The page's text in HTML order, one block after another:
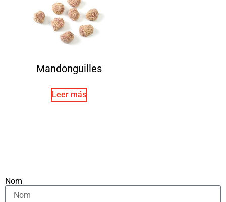
Mandonguilles
Leer más
Nom